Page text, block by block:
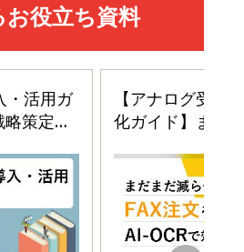
社は戦略が9割
るには穴を売れ
ブランド・シフト): 「信頼」で選ばれ
成長戦略
ィングの真実 P&G・グリコで学んだ失敗
ンアン)2026/06/24号 No.2500増刊
エディション[王道エンタメの矜持／
ンアン)2026/07/08号 No.2502[2026
あなたの恋と運命／山田涼介]
家が育休中に１億貯めた株式投資
らはじめよ［改訂版］――知的生産の「シンプ
16年の起業家人生で得た知見
器［新版］：人を動かす七つの原理
バック経営 「沈黙の組織」から「高め合う